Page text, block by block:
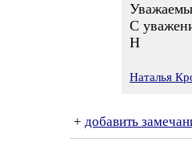
С
Н
Наталья
+ добавить